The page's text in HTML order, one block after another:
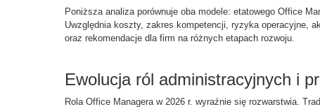
Poniższa analiza porównuje oba modele: etatowego Office
Uwzględnia koszty, zakres kompetencji, ryzyka operacyjne,
oraz rekomendacje dla firm na różnych etapach rozwoju.
Ewolucja ról administracyjnych i
Rola Office Managera w 2026 r. wyraźnie się rozwarstwia.